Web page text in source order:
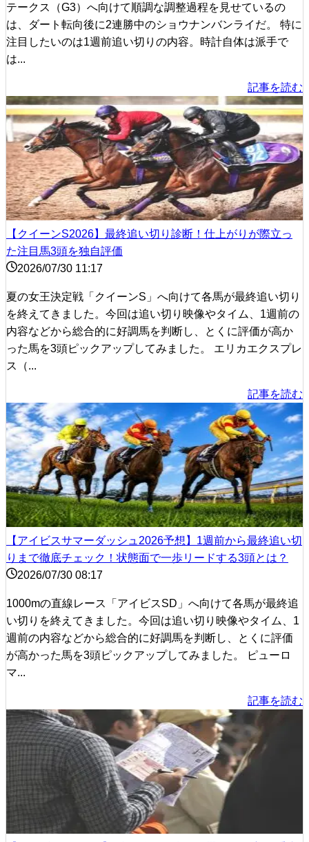
テークス（G3）へ向けて順調な調整過程を見せているの
は、ダート転向後に2連勝中のショウナンバンライだ。 特に
注目したいのは1週前追い切りの内容。時計自体は派手で
は...
記事を読む
【クイーンS2026】最終追い切り診断！仕上がりが際立っ
た注目馬3頭を独自評価
2026/07/30 11:17
夏の女王決定戦「クイーンS」へ向けて各馬が最終追い切り
を終えてきました。今回は追い切り映像やタイム、1週前の
内容などから総合的に好調馬を判断し、とくに評価が高か
った馬を3頭ピックアップしてみました。 エリカエクスプレ
ス（...
記事を読む
【アイビスサマーダッシュ2026予想】1週前から最終追い切
りまで徹底チェック！状態面で一歩リードする3頭とは？
2026/07/30 08:17
1000mの直線レース「アイビスSD」へ向けて各馬が最終追
い切りを終えてきました。今回は追い切り映像やタイム、1
週前の内容などから総合的に好調馬を判断し、とくに評価
が高かった馬を3頭ピックアップしてみました。 ピューロ
マ...
記事を読む